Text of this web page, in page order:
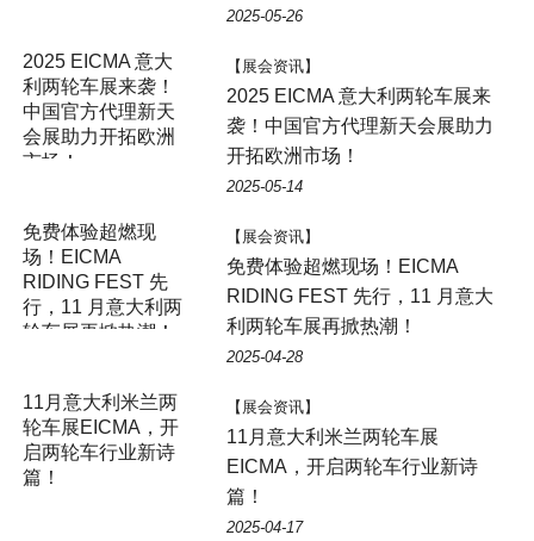
2025-05-26
2025 EICMA 意大
利两轮车展来袭！
中国官方代理新天
会展助力开拓欧洲
市场！
【展会资讯】
2025 EICMA 意大利两轮车展来
袭！中国官方代理新天会展助力
开拓欧洲市场！
2025-05-14
免费体验超燃现
场！EICMA
RIDING FEST 先
行，11 月意大利两
轮车展再掀热潮！
【展会资讯】
免费体验超燃现场！EICMA
RIDING FEST 先行，11 月意大
利两轮车展再掀热潮！
2025-04-28
11月意大利米兰两
轮车展EICMA，开
启两轮车行业新诗
篇！
【展会资讯】
11月意大利米兰两轮车展
EICMA，开启两轮车行业新诗
篇！
2025-04-17